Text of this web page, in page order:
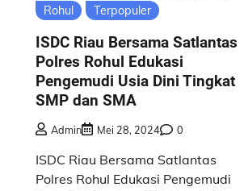
Rohul
Terpopuler
ISDC Riau Bersama Satlantas
Polres Rohul Edukasi
Pengemudi Usia Dini Tingkat
SMP dan SMA
Admin Mei 28, 2024 0
ISDC Riau Bersama Satlantas
Polres Rohul Edukasi Pengemudi